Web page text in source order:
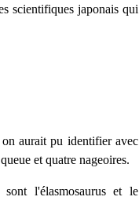
scientifiques japonais qui
aurait pu identifier avec
et quatre nageoires.
l'élasmosaurus et le